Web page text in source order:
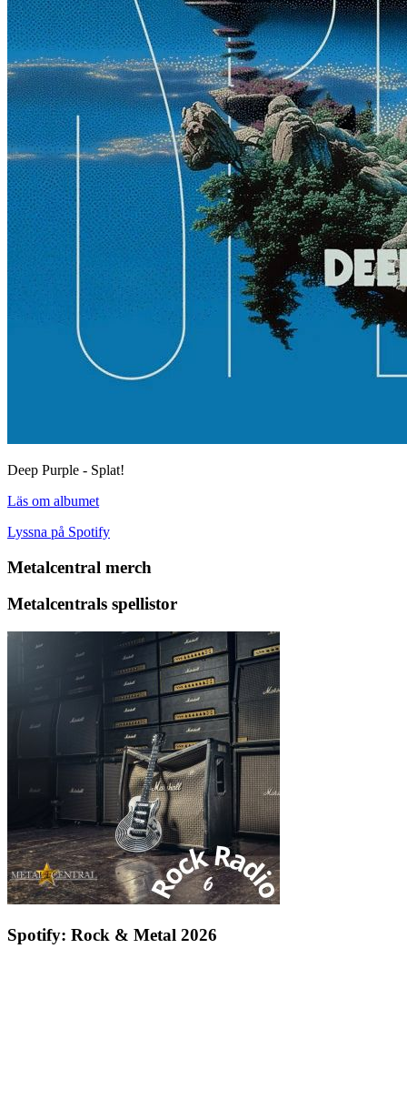
Deep Purple - Splat!
Läs om albumet
Lyssna på Spotify
Metalcentral merch
Metalcentrals spellistor
Spotify: Rock & Metal 2026